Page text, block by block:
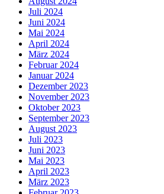
Juli 2024
Juni 2024
Mai 2024
April 2024
März 2024
Februar 2024
Januar 2024
Dezember 2023
November 2023
Oktober 2023
September 2023
August 2023
Juli 2023
Juni 2023
Mai 2023
April 2023
März 2023